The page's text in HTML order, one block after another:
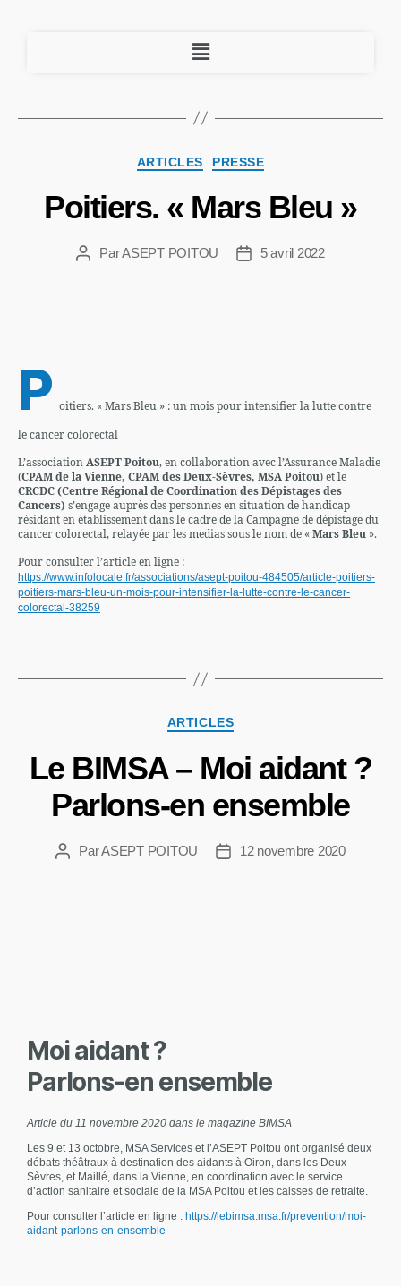
ARTICLES PRESSE
Poitiers. « Mars Bleu »
ParASEPT POITOU 5 avril 2022
P oitiers. « Mars Bleu » : un mois pour intensifier la lutte contre
le cancer colorectal
L’association ASEPT Poitou, en collaboration avec l’Assurance Maladie
(CPAM de la Vienne, CPAM des Deux-Sèvres, MSA Poitou) et le
CRCDC (Centre Régional de Coordination des Dépistages des
Cancers) s’engage auprès des personnes en situation de handicap
résidant en établissement dans le cadre de la Campagne de dépistage du
cancer colorectal, relayée par les medias sous le nom de « Mars Bleu ».
Pour consulter l’article en ligne :
https://www.infolocale.fr/associations/asept-poitou-484505/article-poitiers-
poitiers-mars-bleu-un-mois-pour-intensifier-la-lutte-contre-le-cancer-
colorectal-38259
ARTICLES
Le BIMSA – Moi aidant ?
Parlons-en ensemble
ParASEPT POITOU 12 novembre 2020
Moi aidant ?
Parlons-en ensemble
Article du 11 novembre 2020 dans le magazine BIMSA
Les 9 et 13 octobre, MSA Services et l’ASEPT Poitou ont organisé deux
débats théâtraux à destination des aidants à Oiron, dans les Deux-
Sèvres, et Maillé, dans la Vienne, en coordination avec le service
d’action sanitaire et sociale de la MSA Poitou et les caisses de retraite.
Pour consulter l’article en ligne : https://lebimsa.msa.fr/prevention/moi-
aidant-parlons-en-ensemble